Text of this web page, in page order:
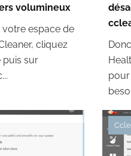
volumineux
espace de
cliquez
puis sur